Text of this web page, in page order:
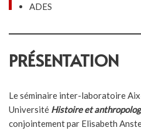
ADES
PRÉSENTATION
Le séminaire inter-laboratoire
Université Histoire et
conjointement par Elisabeth